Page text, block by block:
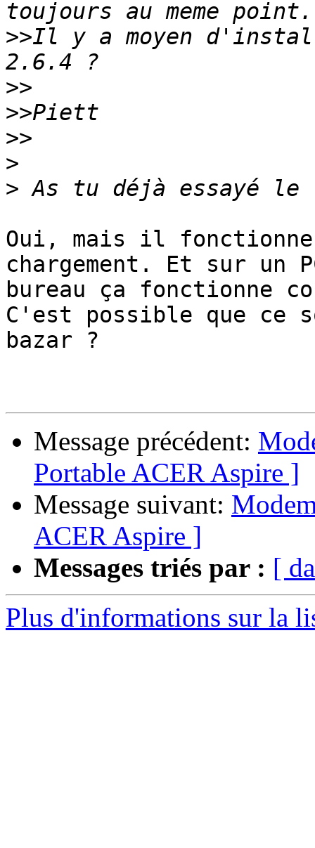
>>Il y a moyen
>>
>>
>>
>
>
Oui, mais il
chargement. Et sur un
bureau ça fonctionne
C'est possible que ce
bazar ?
Message précédent:
Portable ACER Aspire ]
Message suivant:
ACER Aspire ]
Messages triés par : [
Plus d'informations sur la